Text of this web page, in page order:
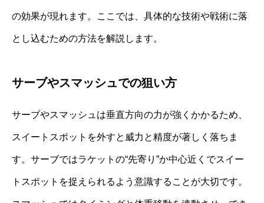
の効果が現れます。ここでは、具体的な技術や戦術に落
とし込むための方法を解説します。
サーブやスマッシュでの狙い方
サーブやスマッシュは垂直方向の力が強くかかるため、
スイートスポットを外すと威力と精度が著しく落ちま
す。サーブではラケットの“先寄り”か中心近くでスイー
トスポットを捉えられるよう意識することが大切です。